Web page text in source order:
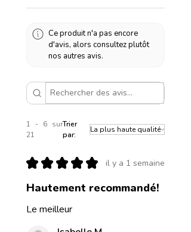
Ce produit n'a pas encore
d'avis, alors consultez plutôt
nos autres avis.
1 - 6 sur
21
Trier
par:
★ ★ ★ ★ ★ il y a 1 semaine
Hautement recommandé!
Le meilleur